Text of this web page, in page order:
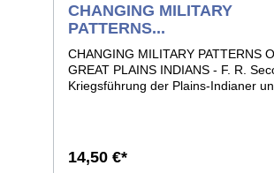
CHANGING MILITARY
PATTERNS...
CHANGING MILITARY PATTERNS
GREAT PLAINS INDIANS - F. R.
Kriegsführung der Plains-Indianer
während des 19. Jahrhunderts.
John C. Ewers. 112 Seiten, Format
14,50 €*